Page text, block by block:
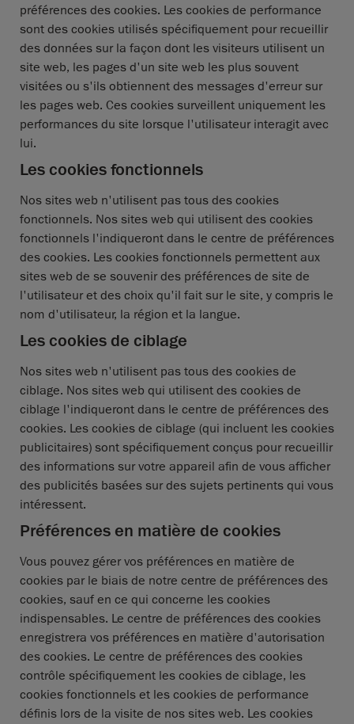
préférences des cookies. Les cookies de performance
sont des cookies utilisés spécifiquement pour recueillir
des données sur la façon dont les visiteurs utilisent un
site web, les pages d'un site web les plus souvent
visitées ou s'ils obtiennent des messages d'erreur sur
les pages web. Ces cookies surveillent uniquement les
performances du site lorsque l'utilisateur interagit avec
lui.
Les cookies fonctionnels
Nos sites web n'utilisent pas tous des cookies
fonctionnels. Nos sites web qui utilisent des cookies
fonctionnels l'indiqueront dans le centre de préférences
des cookies. Les cookies fonctionnels permettent aux
sites web de se souvenir des préférences de site de
l'utilisateur et des choix qu'il fait sur le site, y compris le
nom d'utilisateur, la région et la langue.
Les cookies de ciblage
Nos sites web n'utilisent pas tous des cookies de
ciblage. Nos sites web qui utilisent des cookies de
ciblage l'indiqueront dans le centre de préférences des
cookies. Les cookies de ciblage (qui incluent les cookies
publicitaires) sont spécifiquement conçus pour recueillir
des informations sur votre appareil afin de vous afficher
des publicités basées sur des sujets pertinents qui vous
intéressent.
Préférences en matière de cookies
Vous pouvez gérer vos préférences en matière de
cookies par le biais de notre centre de préférences des
cookies, sauf en ce qui concerne les cookies
indispensables. Le centre de préférences des cookies
enregistrera vos préférences en matière d'autorisation
des cookies. Le centre de préférences des cookies
contrôle spécifiquement les cookies de ciblage, les
cookies fonctionnels et les cookies de performance
définis lors de la visite de nos sites web. Les cookies